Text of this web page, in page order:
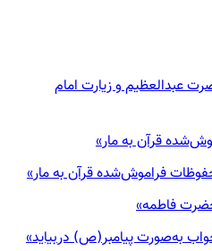
عبدالعظیم و زیارت امام
قرآن به مار»
فراموش‌شده قرآن به مار»
فاطمه»
به‌صورت پیامبر(ص) دربیاید»